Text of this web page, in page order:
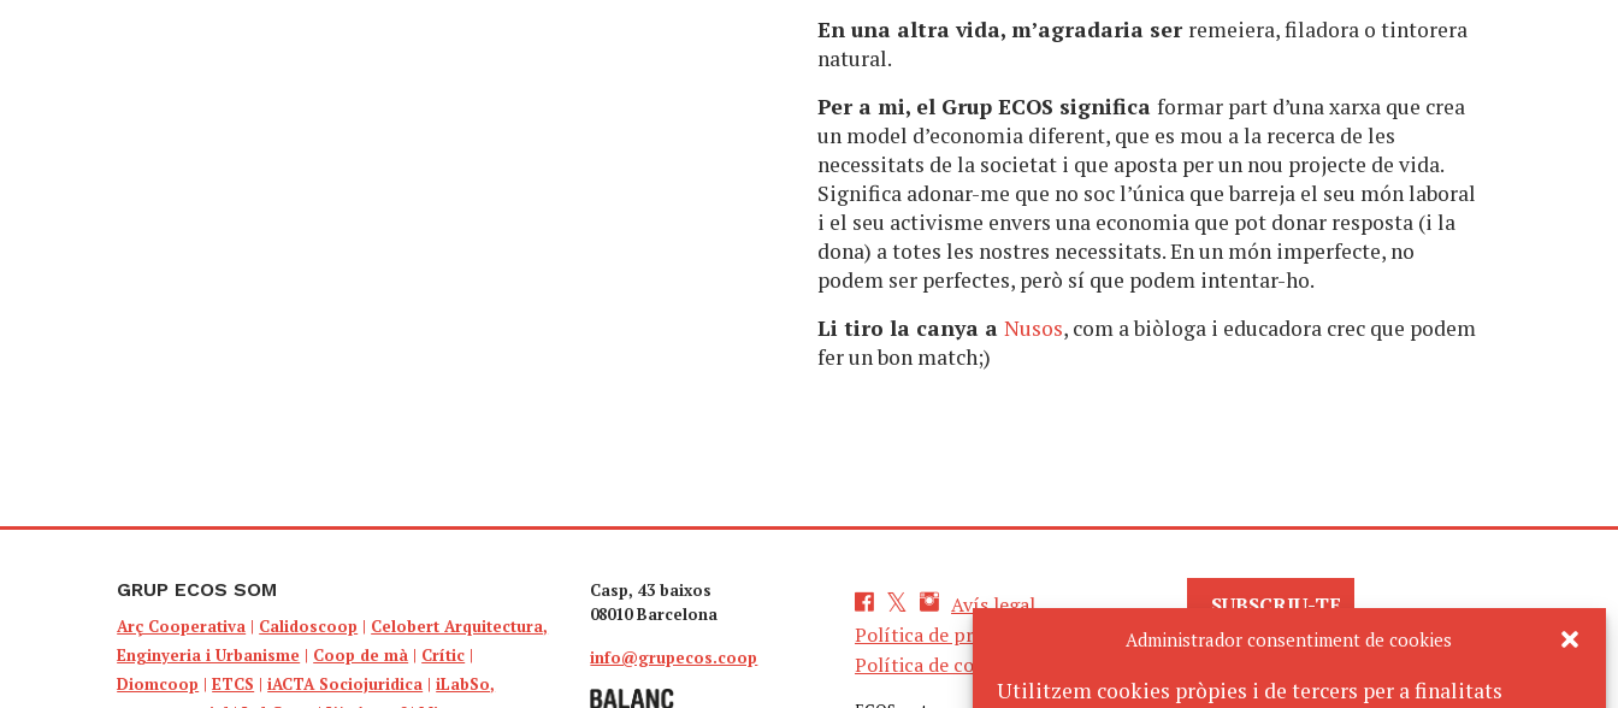
Administrador consentiment de cookies
Utilitzem cookies pròpies i de tercers per a finalitats
En una altra vida, m’agradaria ser remeiera, filadora o tintorera
natural.
Per a mi, el Grup ECOS significaformar part d’una xarxa que crea
un model d’economia diferent, que es mou a la recerca de les
necessitats de la societat i que aposta per un nou projecte de vida.
Significa adonar-me que no soc l’única que barreja el seu món laboral
i el seu activisme envers una economia que pot donar resposta (i la
dona) a totes les nostres necessitats. En un món imperfecte, no
podem ser perfectes, però sí que podem intentar-ho.
Li tiro la canya aNusos, com a biòloga i educadora crec que podem
fer un bon match;)
GRUP ECOS SOM
Arç Cooperativa | Calidoscoop | Celobert Arquitectura,
Enginyeria i Urbanisme | Coop de mà | Crític |
Diomcoop |ETCS |iACTA Sociojuridica |iLabSo,
Casp, 43 baixos
08010 Barcelona
info@grupecos.coop
Avís legal
Política de privacitat
Política de cookies
SUBSCRIU-TE
AL BUTLLETÍ